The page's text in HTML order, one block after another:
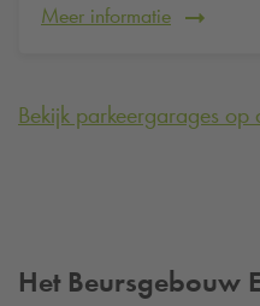
Meer informatie
Bekijk parkeergarages op
Het Beursgebouw